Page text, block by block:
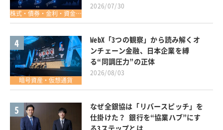
株式・債券・金利・資金調達
2026/07/30
4
暗号資産・仮想通貨
WebX「3つの観察」から読み解くオ
ンチェーン金融、日本企業を縛
る“同調圧力”の正体
2026/08/03
5
なぜ全銀協は「リバースピッチ」を
仕掛けた？ 銀行を“協業ハブ”にす
る3ステップとは